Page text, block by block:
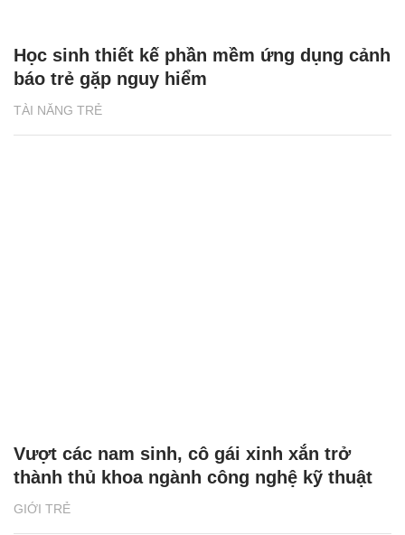
TÀI NĂNG TRẺ
Học sinh thiết kế phần mềm ứng dụng cảnh
báo trẻ gặp nguy hiểm
GIỚI TRẺ
Vượt các nam sinh, cô gái xinh xắn trở
thành thủ khoa ngành công nghệ kỹ thuật